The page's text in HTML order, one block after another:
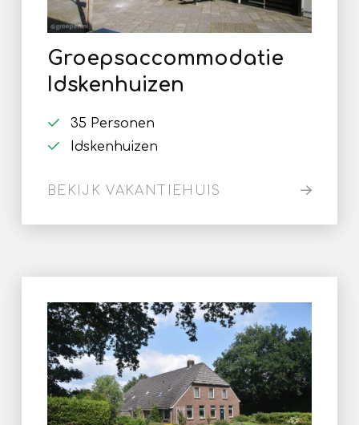
Groepsaccommodatie
Idskenhuizen
35 Personen
Idskenhuizen
BEKIJK VAKANTIEHUIS